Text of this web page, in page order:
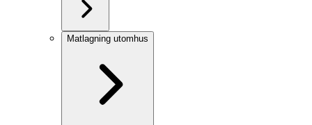
Matlagning utomhus